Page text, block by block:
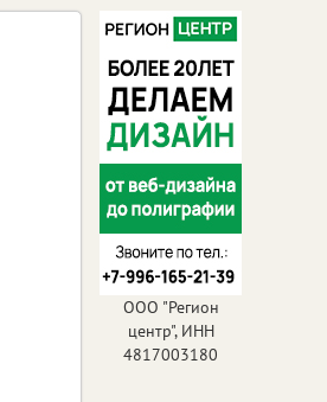
ООО "Регион
центр", ИНН
4817003180